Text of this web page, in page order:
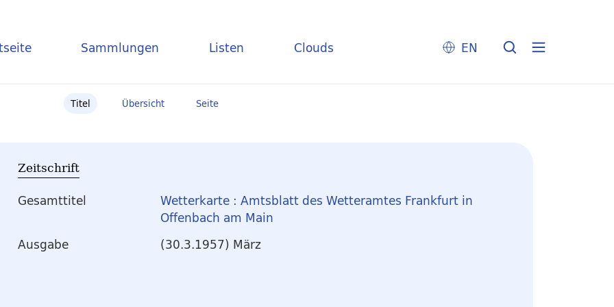
Sammlungen Listen Clouds EN
Titel Übersicht Seite
Zeitschrift
Gesamttitel
Wetterkarte : Amtsblatt des Wetteramtes Frankfurt in
Offenbach am Main
Ausgabe
(30.3.1957) März